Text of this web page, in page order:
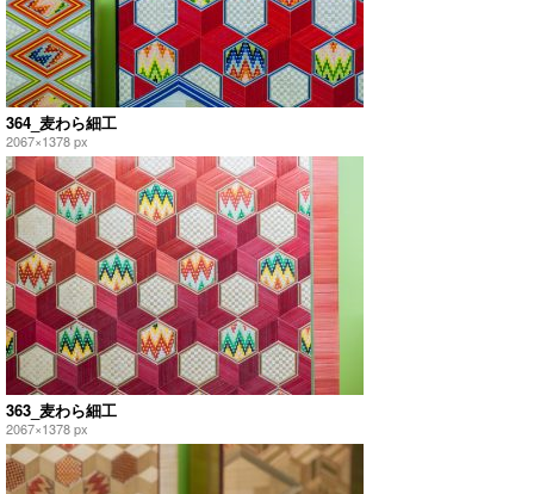
364_麦わら細工
2067×1378 px
363_麦わら細工
2067×1378 px